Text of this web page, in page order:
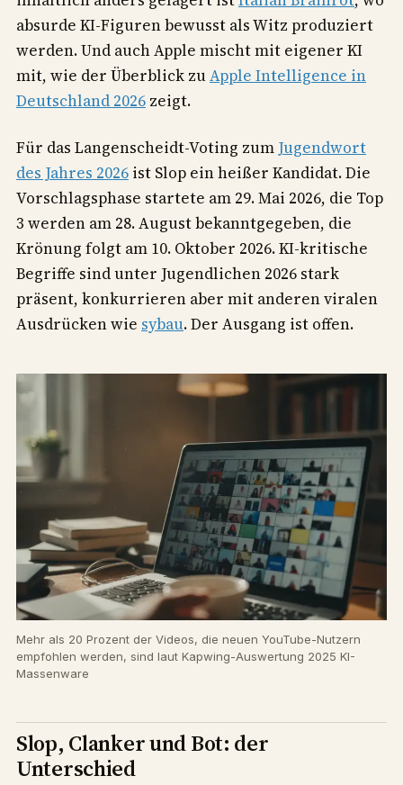
absurde KI-Figuren bewusst als Witz produziert
werden. Und auch Apple mischt mit eigener KI
mit, wie der Überblick zuApple Intelligence in
Deutschland 2026 zeigt.
Für das Langenscheidt-Voting zum Jugendwort
des Jahres 2026 ist Slop ein heißer Kandidat. Die
Vorschlagsphase startete am 29. Mai 2026, die Top
3 werden am 28. August bekanntgegeben, die
Krönung folgt am 10. Oktober 2026. KI-kritische
Begriffe sind unter Jugendlichen 2026 stark
präsent, konkurrieren aber mit anderen viralen
Ausdrücken wie sybau. Der Ausgang ist offen.
Mehr als 20 Prozent der Videos, die neuen YouTube-Nutzern
empfohlen werden, sind laut Kapwing-Auswertung 2025 KI-
Massenware
Slop, Clanker und Bot: der
Unterschied